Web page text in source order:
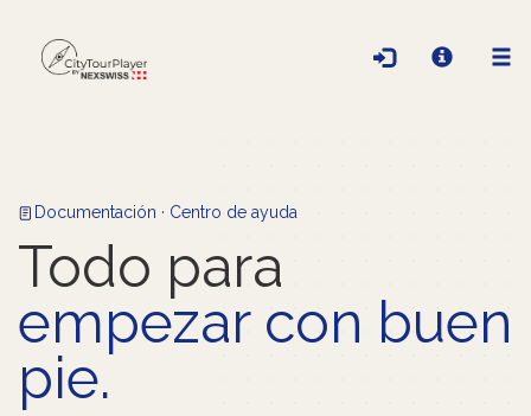
Documentación · Centro de ayuda
Todo para
empezar con buen
pie.